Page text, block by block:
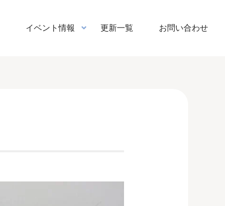
イベント情報 更新一覧 お問い合わせ